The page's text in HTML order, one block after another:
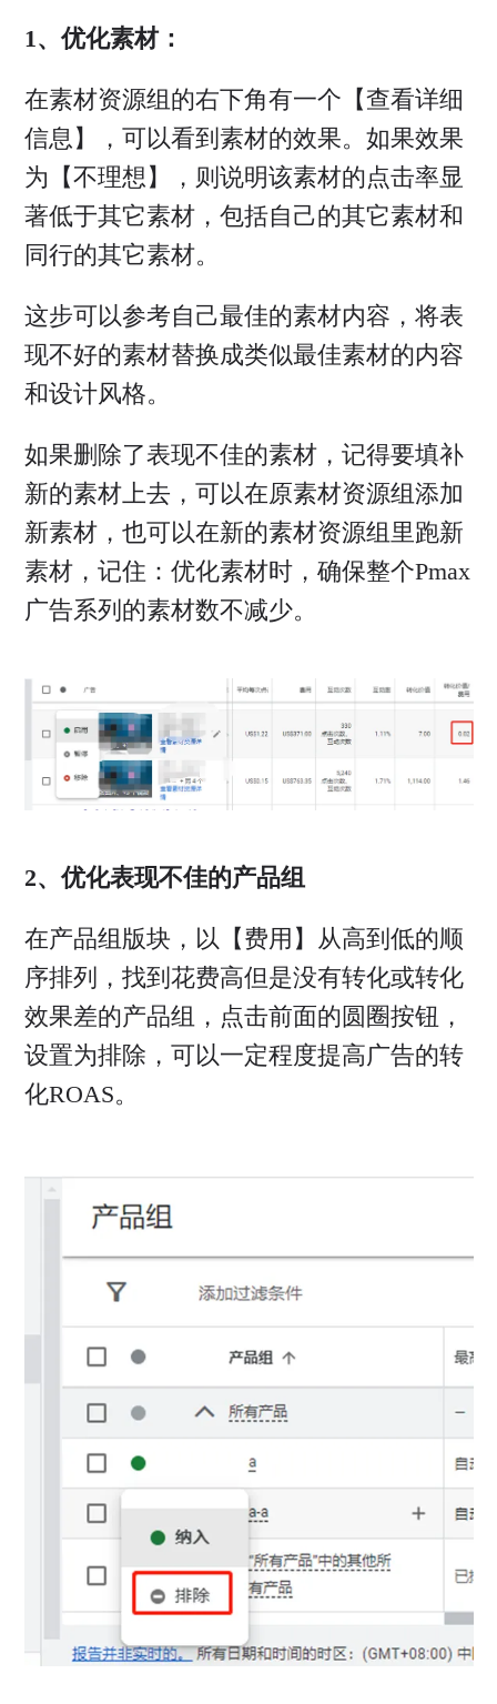
1、优化素材：
在素材资源组的右下角有一个【查看详细
信息】，可以看到素材的效果。如果效果
为【不理想】，则说明该素材的点击率显
著低于其它素材，包括自己的其它素材和
同行的其它素材。
这步可以参考自己最佳的素材内容，将表
现不好的素材替换成类似最佳素材的内容
和设计风格。
如果删除了表现不佳的素材，记得要填补
新的素材上去，可以在原素材资源组添加
新素材，也可以在新的素材资源组里跑新
素材，记住：优化素材时，确保整个Pmax
广告系列的素材数不减少。
2、优化表现不佳的产品组
在产品组版块，以【费用】从高到低的顺
序排列，找到花费高但是没有转化或转化
效果差的产品组，点击前面的圆圈按钮，
设置为排除，可以一定程度提高广告的转
化ROAS。